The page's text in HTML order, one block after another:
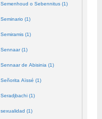
Semenhoud o Sebennitus (1)
Seminario (1)
Semiramis (1)
Sennaar (1)
Sennaar de Abisinia (1)
Señorita Aïssé (1)
Seradjbachi (1)
sexualidad (1)